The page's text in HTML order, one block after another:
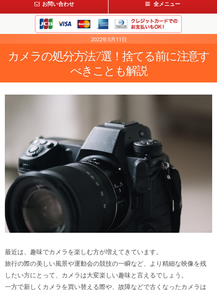
お問い合わせ 全メニュー
2022年5月11日
カメラの処分方法7選！捨てる前に注意す
べきことも解説
最近は、趣味でカメラを楽しむ方が増えてきています。
旅行の際の美しい風景や運動会の競技の一瞬など、より精細な映像を残
したい方にとって、カメラは大変楽しい趣味と言えるでしょう。
一方で新しくカメラを買い替える際や、故障などで古くなったカメラは